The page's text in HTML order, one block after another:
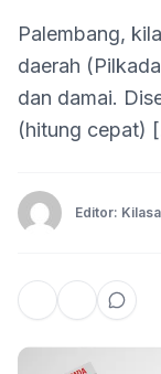
Palembang,
daerah
dan damai.
(hitung cepat)
Editor: